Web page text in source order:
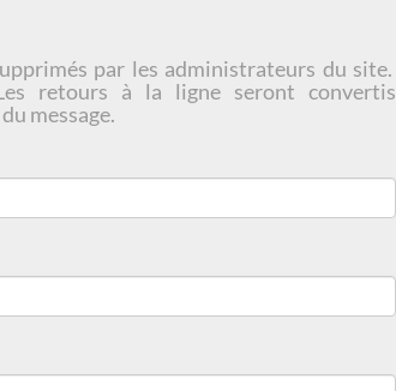
par les administrateurs du site.
retours à la ligne seront convertis
message.